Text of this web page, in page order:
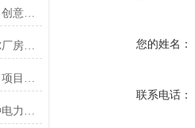
电气火灾监控系统在某科技公司创意园上的应用
安科瑞电气火灾监控系统在海尔厂房改扩建项目的设计与应用
电气火灾监控系统在某制药公司项目的应用
直流双向计量电表能够适应各种电力系统的需求
您的姓名：
联系电话：